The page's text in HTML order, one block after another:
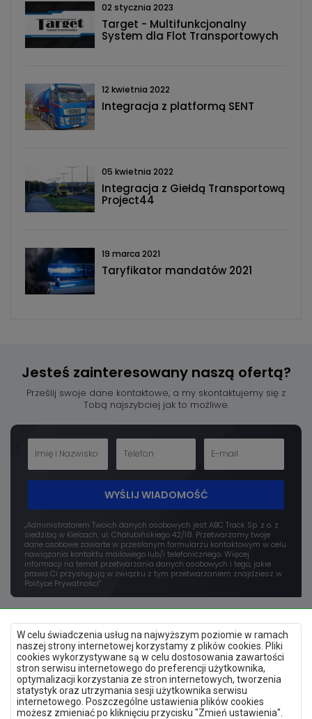
W celu świadczenia usług na najwyższym poziomie w ramach
naszej strony internetowej korzystamy z plików cookies. Pliki
cookies wykorzystywane są w celu dostosowania zawartości
stron serwisu internetowego do preferencji użytkownika,
optymalizacji korzystania ze stron internetowych, tworzenia
statystyk oraz utrzymania sesji użytkownika serwisu
internetowego. Poszczególne ustawienia plików cookies
możesz zmieniać po kliknięciu przycisku "Zmień ustawienia".
02 stycznia 2023
Target - Multifunkcjonalny
System dla Flot Transportowych
12 kwietnia 2022
Integracja z platformą SENT
05 kwietnia 2022
Integracja z Giełdą Transportową
Project44
19 marca 2021
Taryfikator mandatów 2021
Jesteś zainteresowany naszą ofertą?
Prześlij swoje dane kontaktowe, a my skontaktujemy się z
Tobą najszybciej jak to możliwe.
WYŚLIJ WIADOMOŚĆ
„Administratorem Twoich danych osobowych jest ABC Track Sp. z o. z
siedzibą w Kielcach, ul. Chałubińskiego 42/18. Przetwarzamy twoje
dane osobowe zawarte w przesłanym formularzu kontaktowym w celu
nawiązania kontaktu mailowego lub/i telefonicznego. Więcej
informacji na temat przetwarzania danych osobowych i tego, jakie
prawa Ci przysługują w związku z tym przetwarzaniem znajdziesz w
Polityce Prywatności”
Polityka prywatności
Mapa strony
Deklaracja dostępności